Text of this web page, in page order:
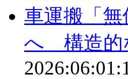
車運搬「
へ 構造的